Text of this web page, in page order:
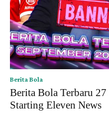
Berita Bola
Berita Bola Terbaru
Starting Eleven News